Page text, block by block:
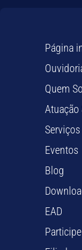
Página
Quem
Atuação
Serviços
Eventos
Blog
EAD
Participe